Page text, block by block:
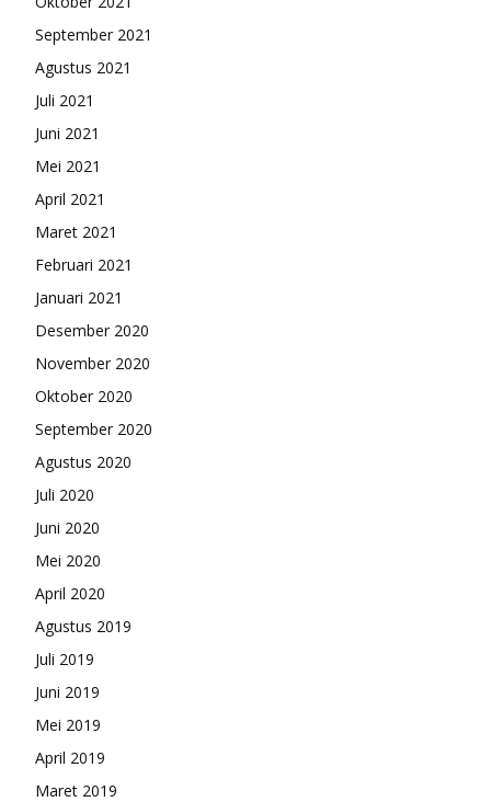
September 2021
Agustus 2021
Juli 2021
Juni 2021
Mei 2021
April 2021
Maret 2021
Februari 2021
Januari 2021
Desember 2020
November 2020
Oktober 2020
September 2020
Agustus 2020
Juli 2020
Juni 2020
Mei 2020
April 2020
Agustus 2019
Juli 2019
Juni 2019
Mei 2019
April 2019
Maret 2019